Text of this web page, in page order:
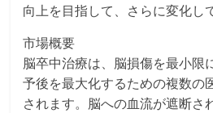
向上を目指して、さらに変化し
市場概要
脳卒中治療は、脳損傷を最小限
予後を最大化するための複数の
されます。脳への血流が遮断さ